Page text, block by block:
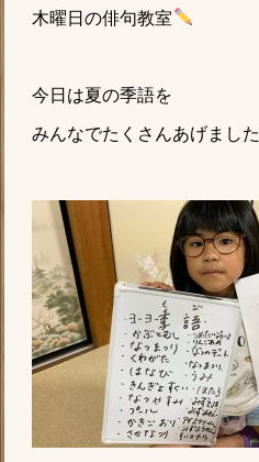
木曜日の俳句教室
今日は夏の季語を
みんなでたくさんあげました